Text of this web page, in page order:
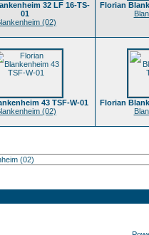
32 LF 16-TS-
01
(02)
Florian
43 TSF-W-01
(02)
Florian